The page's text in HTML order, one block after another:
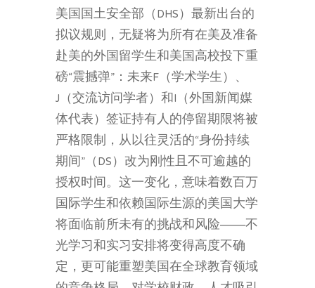
美国国土安全部（DHS）最新出台的
拟议规则，无疑将为所有在美及准备
赴美的外国留学生和美国高校投下重
磅“震撼弹”：未来F（学术学生）、
J（交流访问学者）和I（外国新闻媒
体代表）签证持有人的停留期限将被
严格限制，从以往灵活的“身份持续
期间”（DS）改为刚性且不可逾越的
授权时间。这一变化，意味着数百万
国际学生和依赖国际生源的美国大学
将面临前所未有的挑战和风险——不
光学习和实习安排将变得高度不确
定，更可能重塑美国在全球教育领域